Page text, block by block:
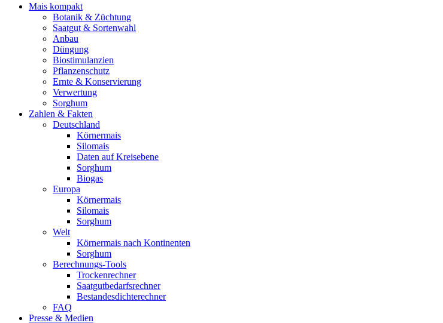
Mais kompakt
Botanik & Züchtung
Saatgut & Sortenwahl
Anbau
Düngung
Biostimulanzien
Pflanzenschutz
Ernte & Konservierung
Verwertung
Sorghum
Zahlen & Fakten
Deutschland
Körnermais
Silomais
Daten auf Kreisebene
Sorghum
Biogas
Europa
Körnermais
Silomais
Sorghum
Welt
Körnermais nach Kontinenten
Sorghum
Berechnungs-Tools
Trockenrechner
Saatgutbedarfsrechner
Bestandesdichterechner
FAQ
Presse & Medien